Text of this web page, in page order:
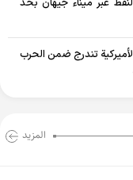
عبر ميناء جيهان بحد
الأميركية تندرج ضمن الحرب
المزید